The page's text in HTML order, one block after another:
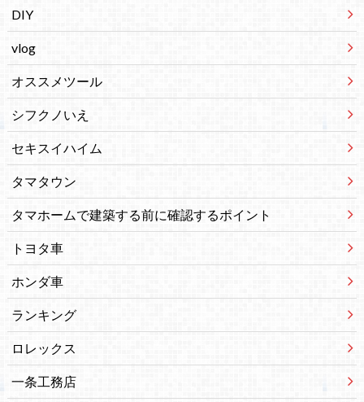
DIY
vlog
オススメツール
シフクノいえ
セキスイハイム
タマタウン
タマホームで建築する前に確認するポイント
トヨタ車
ホンダ車
ランキング
ロレックス
一条工務店